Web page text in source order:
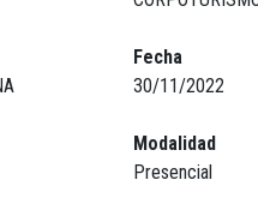
Fecha
30/11/2022
Modalidad
Presencial